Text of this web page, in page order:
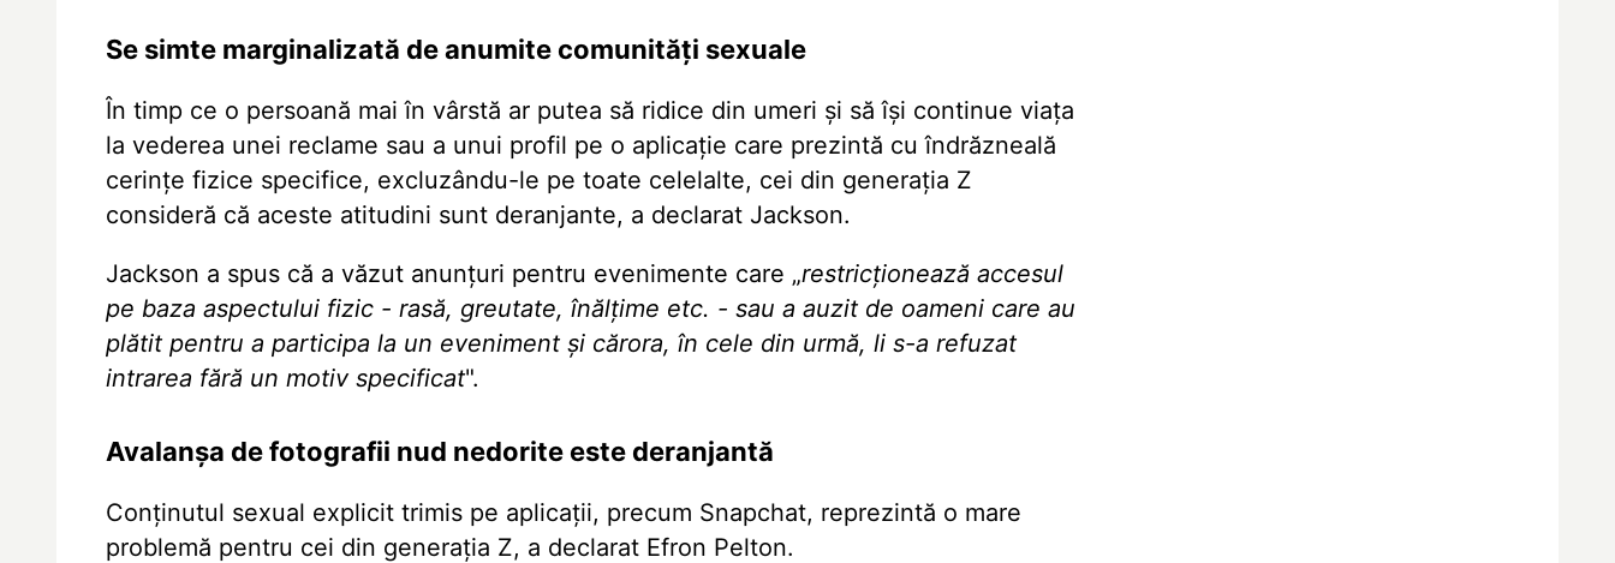
Se simte marginalizată de anumite comunități sexuale
În timp ce o persoană mai în vârstă ar putea să ridice din umeri și să își continue viața
la vederea unei reclame sau a unui profil pe o aplicație care prezintă cu îndrăzneală
cerințe fizice specifice, excluzându-le pe toate celelalte, cei din generația Z
consideră că aceste atitudini sunt deranjante, a declarat Jackson.
Jackson a spus că a văzut anunțuri pentru evenimente care „restricționează accesul
pe baza aspectului fizic - rasă, greutate, înălțime etc. - sau a auzit de oameni care au
plătit pentru a participa la un eveniment și cărora, în cele din urmă, li s-a refuzat
intrarea fără un motiv specificat".
Avalanșa de fotografii nud nedorite este deranjantă
Conținutul sexual explicit trimis pe aplicații, precum Snapchat, reprezintă o mare
problemă pentru cei din generația Z, a declarat Efron Pelton.